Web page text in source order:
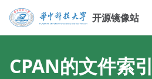
开源镜像站
CPAN的文件索引